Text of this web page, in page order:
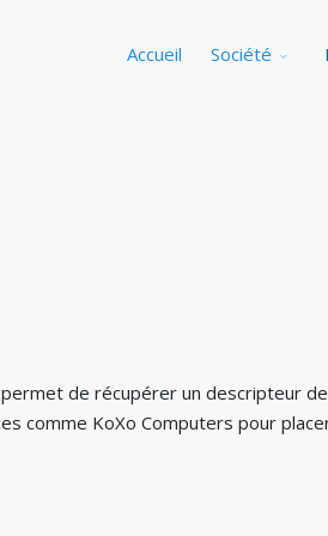
Accueil Société
de récupérer un descripteur
comme KoXo Computers pour